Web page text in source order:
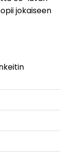
jokaiseen